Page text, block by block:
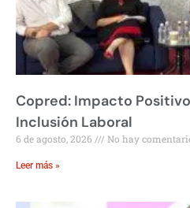
Copred: Impacto
Inclusión Laboral
6 de agosto, 2026 No hay
Leer más »